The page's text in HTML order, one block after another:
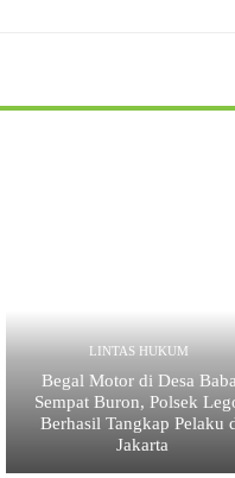
LINTAS HUKUM
Begal Motor di Desa
Sempat Buron, Polsek
Berhasil Tangkap Pelaku
Jakarta